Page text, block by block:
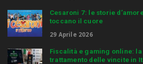
Cesaroni 7: le storie
toccano il cuore
29 Aprile 2026
Fiscalità e gaming online:
trattamento delle vincite in